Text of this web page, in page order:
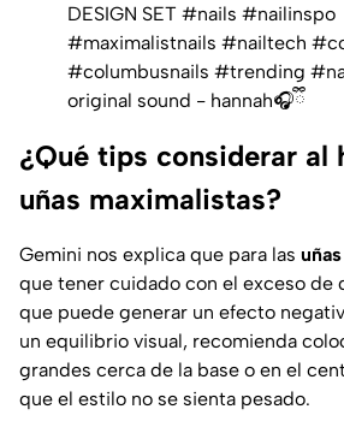
DESIGN SET #nails #nailinspo
#maximalistnails #nailtech
#columbusnails #trending
original sound - hannah🎧ྀི
¿Qué tips considerar al
uñas maximalistas?
Gemini nos explica que para las
que tener cuidado con el exceso de
que puede generar un efecto
un equilibrio visual, recomienda
grandes cerca de la base o en el
que el estilo no se sienta pesado.